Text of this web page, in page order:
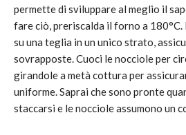
permette di sviluppare al meglio il
fare ciò, preriscalda il forno a
su una teglia in un unico strato,
sovrapposte. Cuoci le nocciole per
girandole a metà cottura per
uniforme. Saprai che sono pronte
staccarsi e le nocciole assumono un